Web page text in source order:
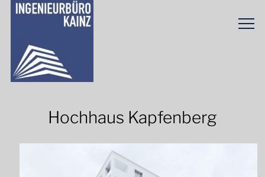
Hochhaus Kapfenberg